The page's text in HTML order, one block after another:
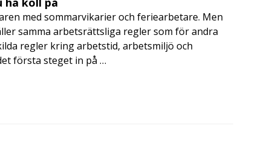
med sommarvikarier och feriearbetare. Men
samma arbetsrättsliga regler som för andra
regler kring arbetstid, arbetsmiljö och
första steget in på …